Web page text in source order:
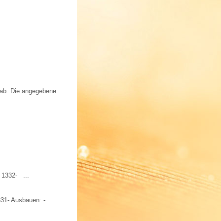
Die angegebene
1332- ...
Ausbauen: -